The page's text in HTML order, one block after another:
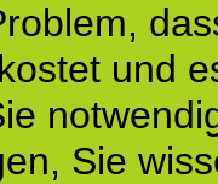
und
Sie